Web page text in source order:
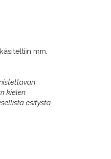
mm.
kielen
esitystä